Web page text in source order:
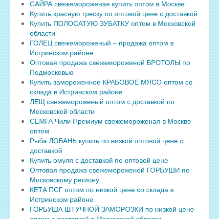
САЙРА свежемороженая купить оптом в Москве
Купить красную треску по оптовой цене с доставкой
Купить ПОЛОСАТУЮ ЗУБАТКУ оптом в Московской
области
ГОЛЕЦ свежемороженый – продажа оптом в
Истринском районе
Оптовая продажа свежемороженой БРОТОЛЫ по
Подмосковью
Купить замороженное КРАБОВОЕ МЯСО оптом со
склада в Истринском районе
ЛЕЩ свежемороженый оптом с доставкой по
Московской области
СЕМГА Чили Премиум свежемороженая в Москве
оптом
Рыба ЛОБАНЬ купить по низкой оптовой цене с
доставкой
Купить омуля с доставкой по оптовой цене
Оптовая продажа свежемороженой ГОРБУШИ по
Московскому региону
КЕТА ПСГ оптом по низкой цене со склада в
Истринском районе
ГОРБУША ШТУЧНОЙ ЗАМОРОЗКИ по низкой цене